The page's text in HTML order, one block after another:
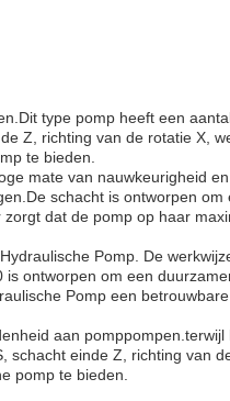
type pomp heeft een
Z, richting van de rotatie X,
te bieden.
mate van nauwkeurigheid
schacht is ontworpen om
dat de pomp op haar
Pomp. De
ontworpen om een
Pomp een
aan pomppompen.terwijl
schacht einde Z, richting van
pomp te bieden.